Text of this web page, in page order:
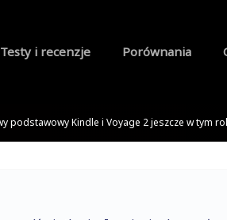
Testy i recenzje Porównania
podstawowy Kindle i Voyage 2 jeszcze w tym